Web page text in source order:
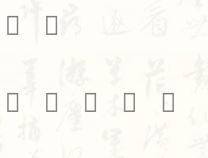
𦥮 𦥲
𦥵 𦥶 𦥷 𦥸 𦥺